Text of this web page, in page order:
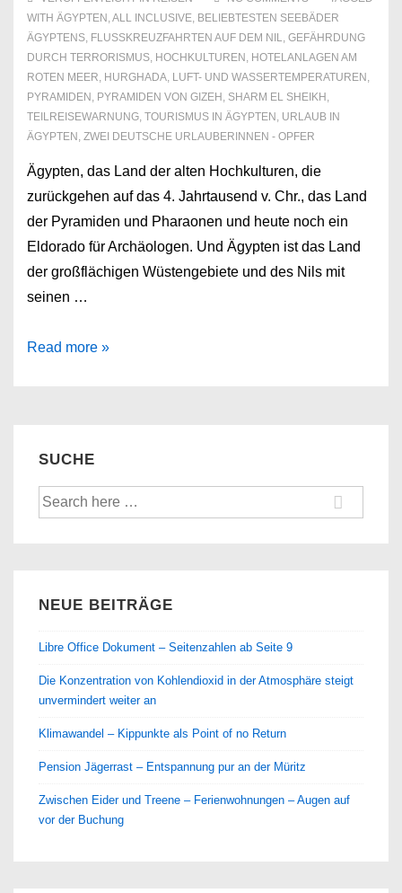
WITH ÄGYPTEN ,ALL INCLUSIVE, BELIEBTESTEN SEEBÄDER
ÄGYPTENS, FLUSSKREUZFAHRTEN AUF DEM NIL, GEFÄHRDUNG
DURCH TERRORISMUS, HOCHKULTUREN , HOTELANLAGEN AM
ROTEN MEER, HURGHADA, LUFT- UND WASSERTEMPERATUREN ,
PYRAMIDEN , PYRAMIDEN VON GIZEH , SHARM EL SHEIKH ,
TEILREISEWARNUNG, TOURISMUS IN ÄGYPTEN , URLAUB IN
ÄGYPTEN , ZWEI DEUTSCHE URLAUBERINNEN - OPFER
Ägypten, das Land der alten Hochkulturen, die
zurückgehen auf das 4. Jahrtausend v. Chr., das Land
der Pyramiden und Pharaonen und heute noch ein
Eldorado für Archäologen. Und Ägypten ist das Land
der großflächigen Wüstengebiete und des Nils mit
seinen …
Ägypten
Reisen
Wüstenstaat
Read more »
SUCHE
Suche
NEUE BEITRÄGE
Libre Office Dokument – Seitenzahlen ab Seite 9
Die Konzentration von Kohlendioxid in der Atmosphäre steigt
unvermindert weiter an
Klimawandel – Kippunkte als Point of no Return
Pension Jägerrast – Entspannung pur an der Müritz
Zwischen Eider und Treene – Ferienwohnungen – Augen auf
vor der Buchung